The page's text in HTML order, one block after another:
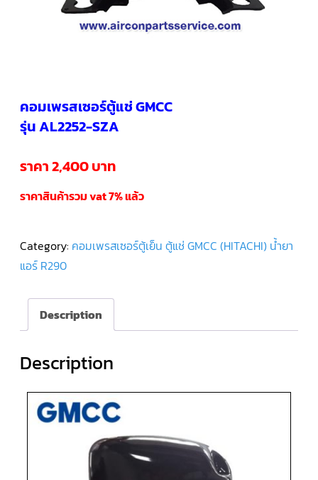
คอมเพรสเซอร์
แอร์
SCROLL
DANFOSS
น้ำยา
แอร์
R22
คอมเพรสเซอร์
แอร์
DANFOSS
น้ำยา
คอมเพรสเซอร์
แอร์
ROTARY
คอมเพรสเซอร์
น้ำยา
แอร์
คอมเพรสเซอร์
แอร์
SCI/MITSUBISHI
น้ำยา
แอร์
R410A
คอมเพรสเซอร์ตู้แช่ GMCC
รุ่น AL2252-SZA
ราคา 2,400 บาท
ราคาสินค้ารวม vat 7% แล้ว
Category: คอมเพรสเซอร์ตู้เย็น ตู้แช่ GMCC (HITACHI) น้ำยา
แอร์ R290
Description
Description